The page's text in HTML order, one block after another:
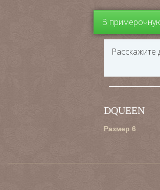
В
Расскажите
DQUEEN
Размер 6